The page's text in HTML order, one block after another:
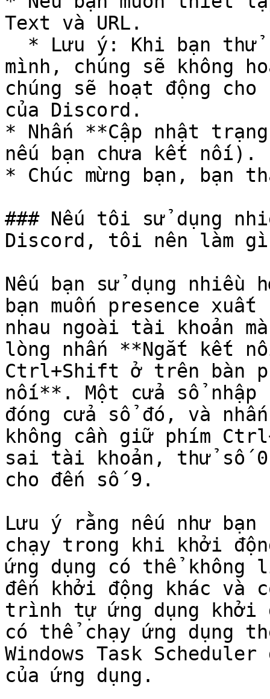
Text và URL.
mình, chúng sẽ không
chúng sẽ hoạt động
của Discord.
* Nhấn **Cập nhật
nếu bạn chưa kết nối).
* Chúc mừng bạn, bạn
### Nếu tôi sử dụng
Discord, tôi nên làm
Nếu bạn sử dụng nhiều
bạn muốn presence
nhau ngoài tài khoản
lòng nhấn **Ngắt kết
Ctrl+Shift ở trên bàn
nối**. Một cửa sổ
đóng cửa sổ đó, và
không cần giữ phím
sai tài khoản, thử số
cho đến số 9.
Lưu ý rằng nếu như
chạy trong khi khởi
ứng dụng có thể
đến khởi động khác và
trình tự ứng dụng khởi
có thể chạy ứng dụng
Windows Task
của ứng dụng.